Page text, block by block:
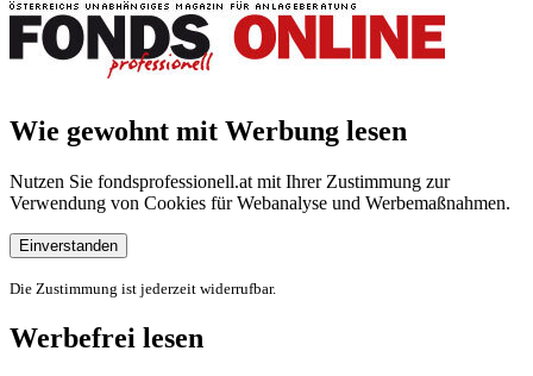
Wie gewohnt mit Werbung lesen
Nutzen Sie fondsprofessionell.at mit Ihrer Zustimmung zur
Verwendung von Cookies für Webanalyse und Werbemaßnahmen.
Einverstanden
Die Zustimmung ist jederzeit widerrufbar.
Werbefrei lesen